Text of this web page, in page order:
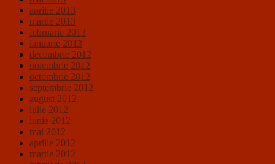
aprilie 2013
martie 2013
februarie 2013
ianuarie 2013
decembrie 2012
noiembrie 2012
octombrie 2012
septembrie 2012
august 2012
iulie 2012
iunie 2012
mai 2012
aprilie 2012
martie 2012